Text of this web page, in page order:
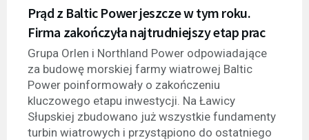
Prąd z Baltic Power jeszcze w tym roku.
Firma zakończyła najtrudniejszy etap prac
Grupa Orlen i Northland Power odpowiadające
za budowę morskiej farmy wiatrowej Baltic
Power poinformowały o zakończeniu
kluczowego etapu inwestycji. Na Ławicy
Słupskiej zbudowano już wszystkie fundamenty
turbin wiatrowych i przystąpiono do ostatniego